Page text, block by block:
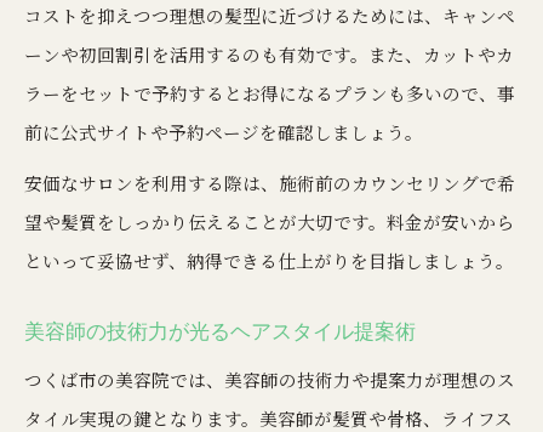
コストを抑えつつ理想の髪型に近づけるためには、キャンペ
ーンや初回割引を活用するのも有効です。また、カットやカ
ラーをセットで予約するとお得になるプランも多いので、事
前に公式サイトや予約ページを確認しましょう。
安価なサロンを利用する際は、施術前のカウンセリングで希
望や髪質をしっかり伝えることが大切です。料金が安いから
といって妥協せず、納得できる仕上がりを目指しましょう。
美容師の技術力が光るヘアスタイル提案術
つくば市の美容院では、美容師の技術力や提案力が理想のス
タイル実現の鍵となります。美容師が髪質や骨格、ライフス